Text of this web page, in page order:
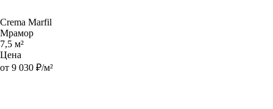
Crema Marfil
Мрамор
7,5 м²
Цена
от 9 030 ₽/м²